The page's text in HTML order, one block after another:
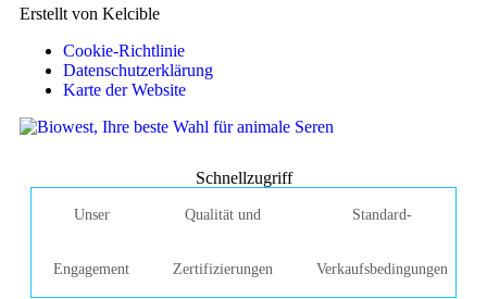
Erstellt von Kelcible
Cookie-Richtlinie
Datenschutzerklärung
Karte der Website
Schnellzugriff
Unser
Engagement
Qualität und
Zertifizierungen
Standard-
Verkaufsbedingungen